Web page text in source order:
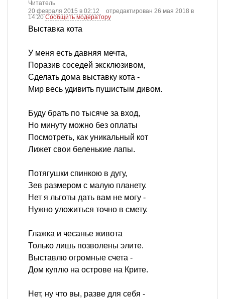
Читатель
20 февраля 2015 в 02:12
отредактирован 26 мая 2018 в
14:20Сообщить модератору
Выставка кота
У меня есть давняя мечта,
Поразив соседей эксклюзивом,
Сделать дома выставку кота -
Мир весь удивить пушистым дивом.
Буду брать по тысяче за вход,
Но минуту можно без оплаты
Посмотреть, как уникальный кот
Лижет свои беленькие лапы.
Потягушки спинкою в дугу,
Зев размером с малую планету.
Нет я льготы дать вам не могу -
Нужно уложиться точно в смету.
Глажка и чесанье живота
Только лишь позволены элите.
Выставлю огромные счета -
Дом куплю на острове на Крите.
Нет, ну что вы, разве для себя -